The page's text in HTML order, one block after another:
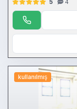
5
4
kullanılmış